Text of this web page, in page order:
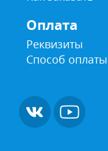
Оплата
Реквизиты
Способ оплаты